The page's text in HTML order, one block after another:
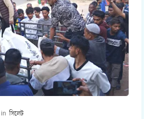
সিলেট